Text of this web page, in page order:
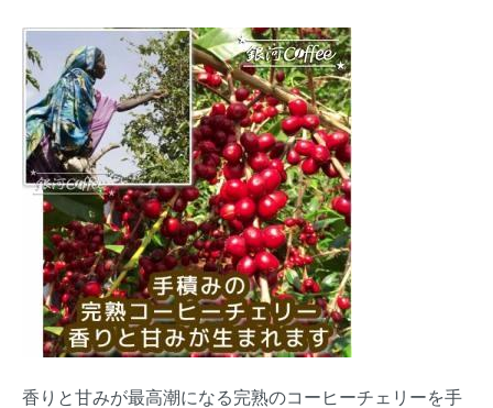
香りと甘みが最高潮になる完熟のコーヒーチェリーを手